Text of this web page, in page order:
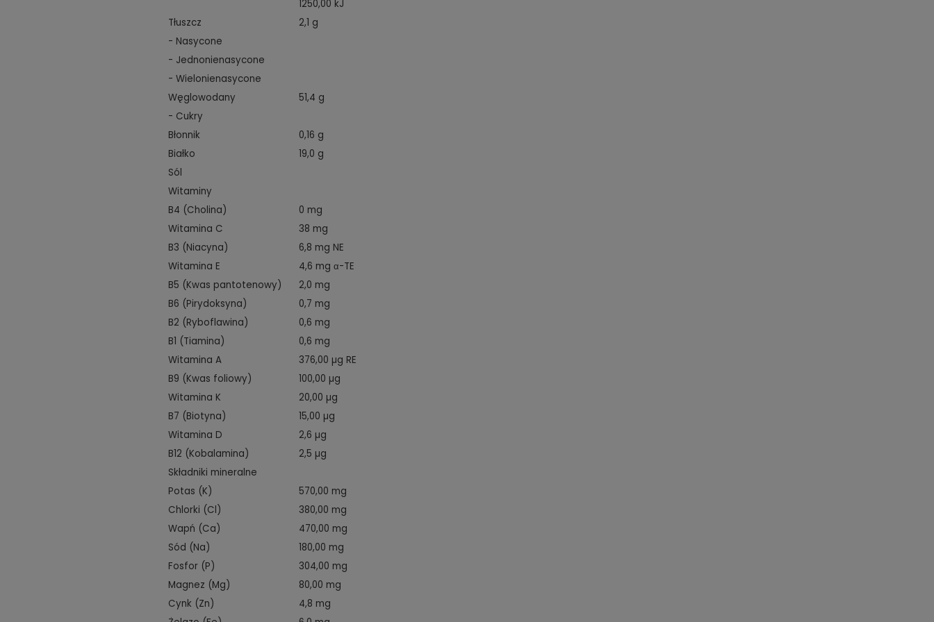
1250,00 kJ
Tłuszcz
2,1 g
- Nasycone
- Jednonienasycone
- Wielonienasycone
Węglowodany
51,4 g
- Cukry
Błonnik
0,16 g
Białko
19,0 g
Sól
Witaminy
B4 (Cholina)
0 mg
Witamina C
38 mg
B3 (Niacyna)
6,8 mg NE
Witamina E
4,6 mg α-TE
B5 (Kwas pantotenowy)
2,0 mg
B6 (Pirydoksyna)
0,7 mg
B2 (Ryboflawina)
0,6 mg
B1 (Tiamina)
0,6 mg
Witamina A
376,00 µg RE
B9 (Kwas foliowy)
100,00 µg
Witamina K
20,00 µg
B7 (Biotyna)
15,00 µg
Witamina D
2,6 µg
B12 (Kobalamina)
2,5 µg
Składniki mineralne
Potas (K)
570,00 mg
Chlorki (Cl)
380,00 mg
Wapń (Ca)
470,00 mg
Sód (Na)
180,00 mg
Fosfor (P)
304,00 mg
Magnez (Mg)
80,00 mg
Cynk (Zn)
4,8 mg